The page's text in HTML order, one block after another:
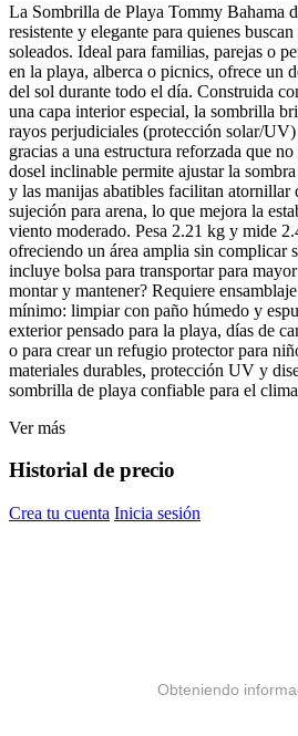
La Sombrilla de Playa Tommy Bahama
resistente y elegante para quienes
soleados. Ideal para familias, parejas o
en la playa, alberca o picnics, ofrece un
del sol durante todo el día. Construida
una capa interior especial, la sombrilla
rayos perjudiciales (protección solar/
gracias a una estructura reforzada que
dosel inclinable permite ajustar la
y las manijas abatibles facilitan atornillar
sujeción para arena, lo que mejora la
viento moderado. Pesa 2.21 kg y mide
ofreciendo un área amplia sin complicar
incluye bolsa para transportar para
montar y mantener? Requiere
mínimo: limpiar con paño húmedo y
exterior pensado para la playa, días de
o para crear un refugio protector para
materiales durables, protección UV y
sombrilla de playa confiable para el
Ver más
Historial de precio
Crea tu cuenta Inicia sesión
Obteniendo